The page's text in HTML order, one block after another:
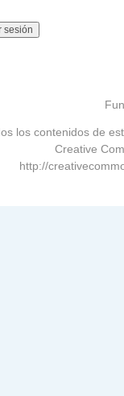
los contenidos de
Creative
http://